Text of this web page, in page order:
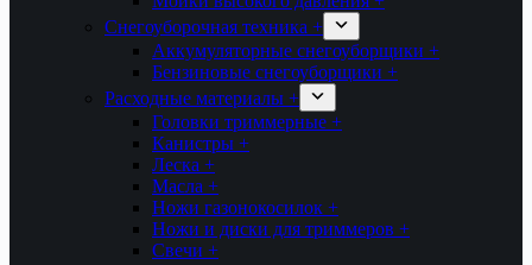
Снегоуборочная техника +
Аккумуляторные снегоуборщики +
Бензиновые снегоуборщики +
Расходные материалы +
Головки триммерные +
Канистры +
Леска +
Масла +
Ножи газонокосилок +
Ножи и диски для триммеров +
Свечи +